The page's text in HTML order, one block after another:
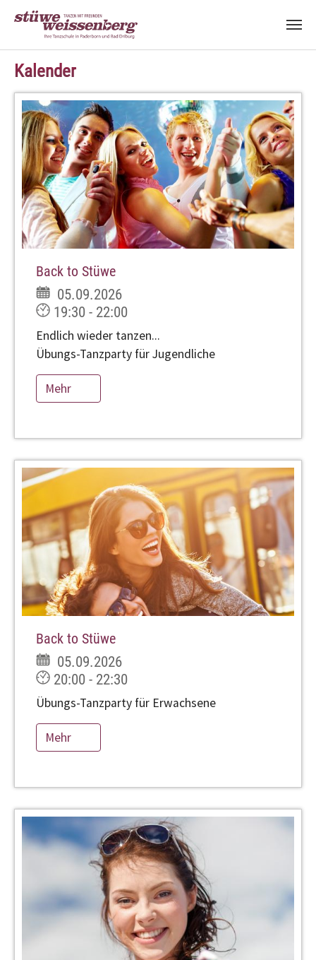
Kalender
Back to Stüwe
05.09.2026
19:30 - 22:00
Endlich wieder tanzen...
Übungs-Tanzparty für Jugendliche
Mehr
Back to Stüwe
05.09.2026
20:00 - 22:30
Übungs-Tanzparty für Erwachsene
Mehr